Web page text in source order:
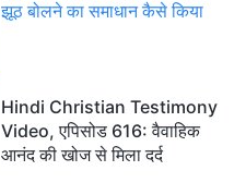
झूठ बोलने का समाधान कैसे किया
Hindi Christian Testimony
Video, एपिसोड 616: वैवाहिक
आनंद की खोज से मिला दर्द